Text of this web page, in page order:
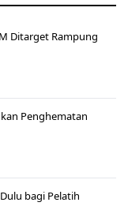
Ditarget Rampung
Penghematan
bagi Pelatih